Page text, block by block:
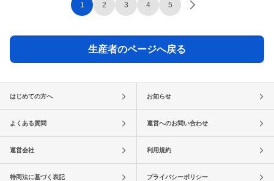
1 2 3 4 5
生産者のページへ戻る
はじめての方へ お知らせ
よくある質問 運営へのお問い合わせ
運営会社 利用規約
特商法に基づく表記 プライバシーポリシー